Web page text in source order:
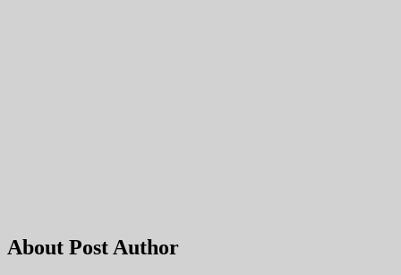
About Post Author